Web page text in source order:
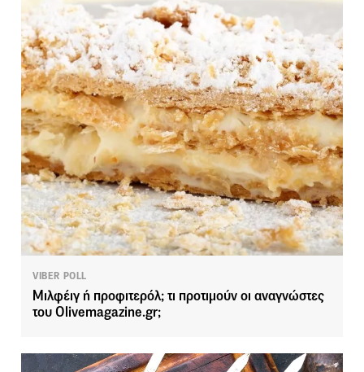
VIBER POLL
Μιλφέιγ ή προφιτερόλ; τι προτιμούν οι αναγνώστες
του Olivemagazine.gr;